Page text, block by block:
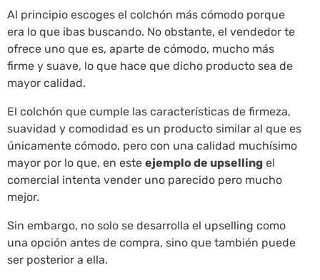
Al principio escoges el colchón más cómodo porque
era lo que ibas buscando. No obstante, el vendedor te
ofrece uno que es, aparte de cómodo, mucho más
firme y suave, lo que hace que dicho producto sea de
mayor calidad.
El colchón que cumple las características de firmeza,
suavidad y comodidad es un producto similar al que es
únicamente cómodo, pero con una calidad muchísimo
mayor por lo que, en este ejemplo de upselling el
comercial intenta vender uno parecido pero mucho
mejor.
Sin embargo, no solo se desarrolla el upselling como
una opción antes de compra, sino que también puede
ser posterior a ella.